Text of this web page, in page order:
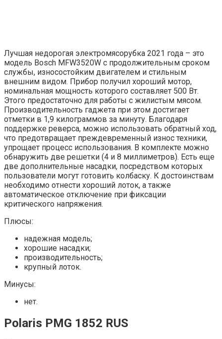
Лучшая недорогая электромясорубка 2021 года – это
модель Bosch MFW3520W с продолжительным сроком
службы, износостойким двигателем и стильным
внешним видом. Прибор получил хороший мотор,
номинальная мощность которого составляет 500 Вт.
Этого предостаточно для работы с жилистым мясом.
Производительность гаджета при этом достигает
отметки в 1,9 килограммов за минуту. Благодаря
поддержке реверса, можно использовать обратный ход,
что предотвращает преждевременный износ техники,
упрощает процесс использования. В комплекте можно
обнаружить две решетки (4 и 8 миллиметров). Есть еще
две дополнительные насадки, посредством которых
пользователи могут готовить колбаску. К достоинствам
необходимо отнести хороший лоток, а также
автоматическое отключение при фиксации
критического напряжения.
Плюсы:
надежная модель;
хорошие насадки;
производительность;
крупный лоток.
Минусы:
нет.
Polaris PMG 1852 RUS